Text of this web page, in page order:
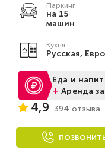
Паркинг
на 15
машин
Кухня
Русская,
Еда и
+Аренда
4,9 394 отзыва